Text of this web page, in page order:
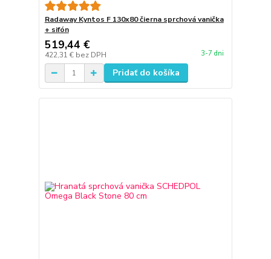
Radaway Kyntos F 130x80 čierna sprchová vanička
+ sifón
519,44 €
422,31 € bez DPH 3-7 dni
Pridať do košíka